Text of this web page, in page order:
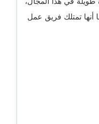
أنها تمتلك فريق عمل